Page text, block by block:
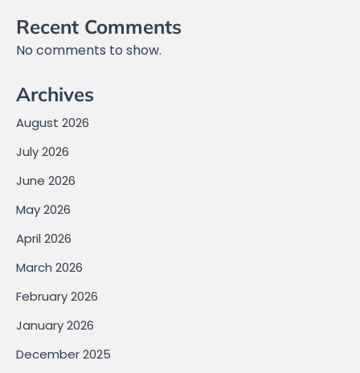
Recent Comments
No comments to show.
Archives
August 2026
July 2026
June 2026
May 2026
April 2026
March 2026
February 2026
January 2026
December 2025